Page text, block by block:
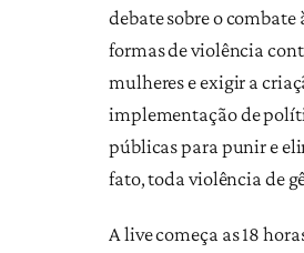
debate sobre o combate
formas de violência
mulheres e exigir a
implementação de
públicas para punir e
fato, toda violência de
A live começa as 18